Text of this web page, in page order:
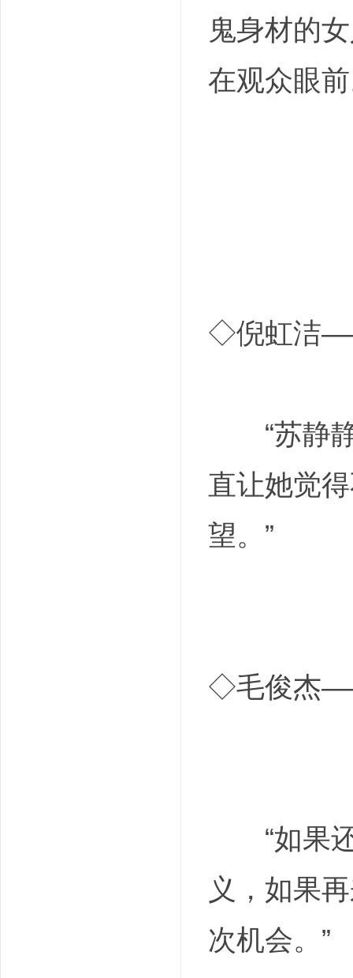
鬼身材的
在观众眼前
◇倪虹洁
“苏静静
直让她觉
望。”
◇毛俊杰
“如果还
义，如果
次机会。”